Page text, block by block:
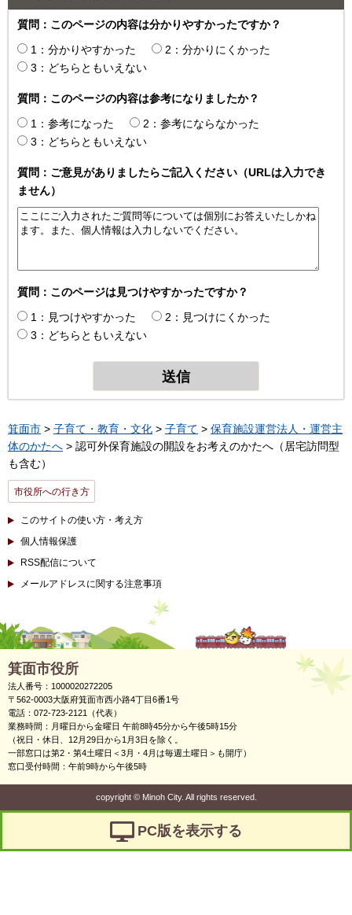
質問：このページの内容は分かりやすかったですか？
1：分かりやすかった
2：分かりにくかった
3：どちらともいえない
質問：このページの内容は参考になりましたか？
1：参考になった
2：参考にならなかった
3：どちらともいえない
質問：ご意見がありましたらご記入ください（URLは入力でき
ません）
質問：このページは見つけやすかったですか？
1：見つけやすかった
2：見つけにくかった
3：どちらともいえない
箕面市 > 子育て・教育・文化 > 子育て > 保育施設運営法人・運営主
体のかたへ > 認可外保育施設の開設をお考えのかたへ（居宅訪問型
も含む）
市役所への行き方
このサイトの使い方・考え方
個人情報保護
RSS配信について
メールアドレスに関する注意事項
箕面市役所
法人番号：1000020272205
〒562-0003大阪府箕面市西小路4丁目6番1号
電話：072-723-2121（代表）
業務時間：月曜日から金曜日 午前8時45分から午後5時15分
（祝日・休日、12月29日から1月3日を除く。
一部窓口は第2・第4土曜日＜3月・4月は毎週土曜日＞も開庁）
窓口受付時間：午前9時から午後5時
copyright ©Minoh City. All rights reserved.
PC版を表示する